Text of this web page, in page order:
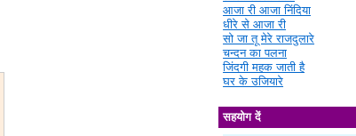
आजा री आजा निंदिया
धीरे से आजा री
सो जा तू मेरे राजदुलारे
चन्दन का पलना
जिंदगी महक जाती है
घर के उजियारे
सहयोग दें